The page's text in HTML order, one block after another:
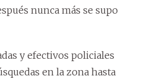
nunca más se supo
y efectivos policiales
en la zona hasta